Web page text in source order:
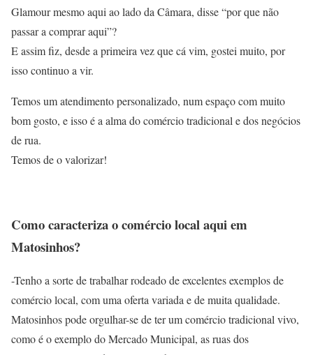
Glamour mesmo aqui ao lado da Câmara, disse “por que não
passar a comprar aqui”?
E assim fiz, desde a primeira vez que cá vim, gostei muito, por
isso continuo a vir.
Temos um atendimento personalizado, num espaço com muito
bom gosto, e isso é a alma do comércio tradicional e dos negócios
de rua.
Temos de o valorizar!
Como caracteriza o comércio local aqui em
Matosinhos?
-Tenho a sorte de trabalhar rodeado de excelentes exemplos de
comércio local, com uma oferta variada e de muita qualidade.
Matosinhos pode orgulhar-se de ter um comércio tradicional vivo,
como é o exemplo do Mercado Municipal, as ruas dos